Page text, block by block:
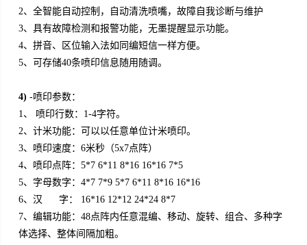
2、全智能自动控制，自动清洗喷嘴，故障自我诊断与维护
3、具有故障检测和报警功能，无墨提醒显示功能。
4、拼音、区位输入法如同编短信一样方便。
5、可存储40条喷印信息随用随调。
4)-喷印参数：
1、 喷印行数：1-4字符。
2、计米功能：可以以任意单位计米喷印。
3、喷印速度：6米秒（5x7点阵）
4、喷印点阵：5*7 6*11 8*16 16*16 7*5
5、字母数字：4*7 7*9 5*7 6*11 8*16 16*16
6、汉 字： 16*16 12*12 24*24 8*7
7、编辑功能：48点阵内任意混编、移动、旋转、组合、多种字
体选择、整体间隔加粗。